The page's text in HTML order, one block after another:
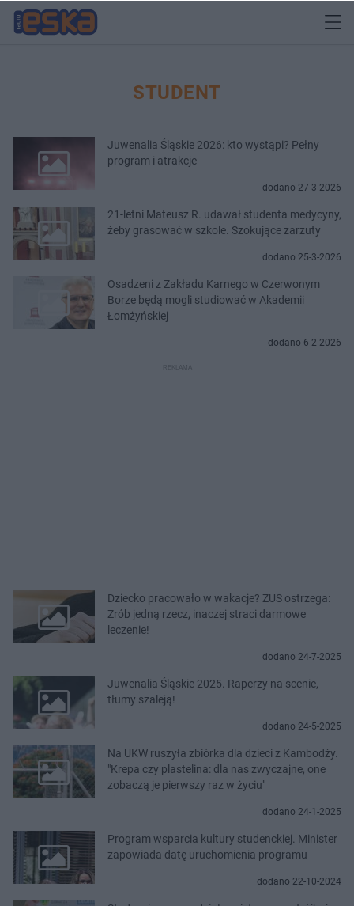
STUDENT
Juwenalia Śląskie 2026: kto wystąpi? Pełny
program i atrakcje
dodano 27-3-2026
21-letni Mateusz R. udawał studenta medycyny,
żeby grasować w szkole. Szokujące zarzuty
dodano 25-3-2026
Osadzeni z Zakładu Karnego w Czerwonym
Borze będą mogli studiować w Akademii
Łomżyńskiej
dodano 6-2-2026
Dziecko pracowało w wakacje? ZUS ostrzega:
Zrób jedną rzecz, inaczej straci darmowe
leczenie!
dodano 24-7-2025
Juwenalia Śląskie 2025. Raperzy na scenie,
tłumy szaleją!
dodano 24-5-2025
Na UKW ruszyła zbiórka dla dzieci z Kambodży.
"Krepa czy plastelina: dla nas zwyczajne, one
zobaczą je pierwszy raz w życiu"
dodano 24-1-2025
Program wsparcia kultury studenckiej. Minister
zapowiada datę uruchomienia programu
dodano 22-10-2024